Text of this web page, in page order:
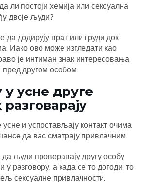
ли постоји хемија или сексуална
двоје људи?
да додирују врат или груди док
Иако ово може изгледати као
је интиман знак интересовања
пред другом особом.
у усне друге
и успостављају контакт очима
да вас сматрају привлачним.
да људи проверавају другу особу
у разговору, а када се то догоди, то
сексуалне привлачности.